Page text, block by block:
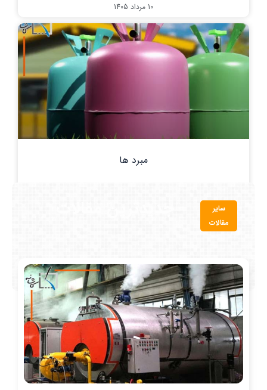
10 مرداد 1405
مبرد ها
سایر
مقالات